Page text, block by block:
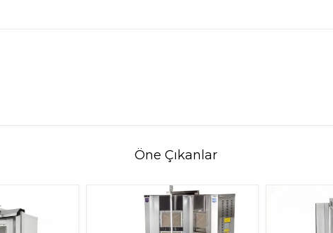
Öne Çıkanlar